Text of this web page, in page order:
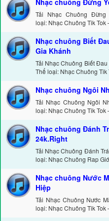
Nhạc chuông Đừng
Tải Nhạc Chuông
loại: Nhạc Chuông Tik
Nhạc chuông Biết
Gia Khánh
Tải Nhạc Chuông Biết
Thể loại: Nhạc Chuông
Nhạc chuông Ngôi
Tải Nhạc Chuông Ngôi
loại: Nhạc Chuông Tik
Nhạc chuông Đánh
24k.Right
Tải Nhạc Chuông Đánh
loại: Nhạc Chuông Rap
Nhạc chuông Nước
Hiệp
Tải Nhạc Chuông Nước
loại: Nhạc Chuông Tik